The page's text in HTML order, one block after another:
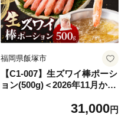
福岡県飯塚市
【C1-007】生ズワイ棒ポーシ
ョン(500g)＜2026年11月から
31,000円